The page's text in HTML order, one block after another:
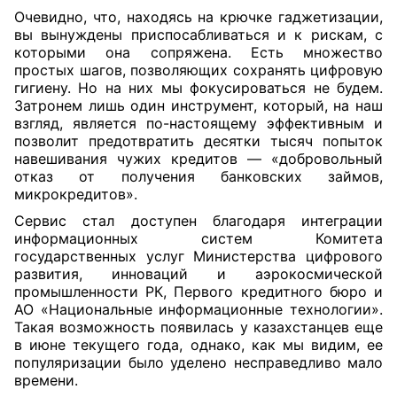
Очевидно, что, находясь на крючке гаджетизации,
вы вынуждены приспосабливаться и к рискам, с
которыми она сопряжена. Есть множество
простых шагов, позволяющих сохранять цифровую
гигиену. Но на них мы фокусироваться не будем.
Затронем лишь один инструмент, который, на наш
взгляд, является по-настоящему эффективным и
позволит предотвратить десятки тысяч попыток
навешивания чужих кредитов — «добровольный
отказ от получения банковских займов,
микрокредитов».
Сервис стал доступен благодаря интеграции
информационных систем Комитета
государственных услуг Министерства цифрового
развития, инноваций и аэрокосмической
промышленности РК, Первого кредитного бюро и
АО «Национальные информационные технологии».
Такая возможность появилась у казахстанцев еще
в июне текущего года, однако, как мы видим, ее
популяризации было уделено несправедливо мало
времени.